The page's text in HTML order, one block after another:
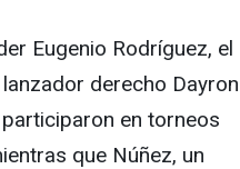
Eugenio Rodríguez, el
derecho Dayron
en torneos
que Núñez, un